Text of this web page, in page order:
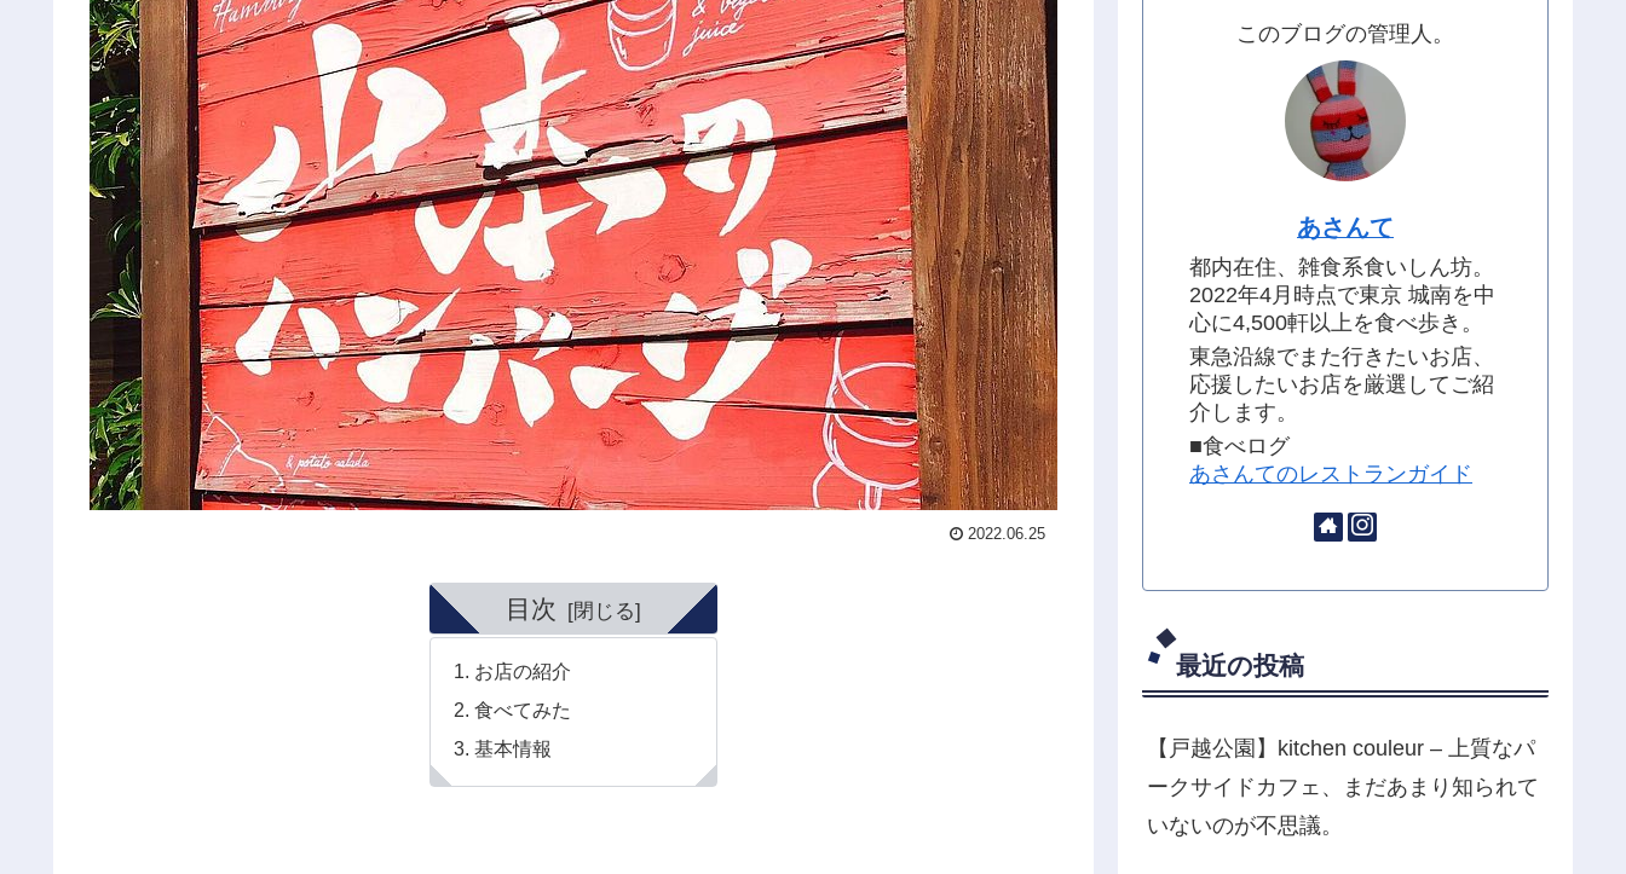
2022.06.25
目次
お店の紹介
食べてみた
基本情報
このブログの管理人。
あさんて
都内在住、雑食系食いしん坊。
2022年4月時点で東京 城南を中
心に4,500軒以上を食べ歩き。
東急沿線でまた行きたいお店、
応援したいお店を厳選してご紹
介します。
■食べログ
あさんてのレストランガイド
最近の投稿
【戸越公園】kitchen couleur – 上質なパ
ークサイドカフェ、まだあまり知られて
いないのが不思議。